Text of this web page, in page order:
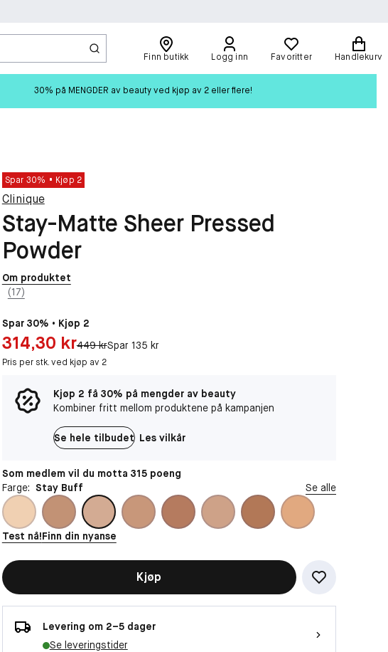
Finn butikk Logg inn Favoritter Handlekurv
30% på MENGDER av beauty ved kjøp av 2 eller flere!
Spar 30% Kjøp 2
Clinique
Stay-Matte Sheer Pressed
Powder
Om produktet
(17)
Farge: Stay Buff Se alle
Test nå!Finn din nyanse
Spar 30% • Kjøp 2
Pris: 314,30 kr
314,30 krOriginal pris:
449 krSpar 135 kr
Pris per stk. ved kjøp av 2
Kjøp 2 få 30% på mengder av beauty
Kombiner fritt mellom produktene på kampanjen
Se hele tilbudet Les vilkår
Som medlem vil du motta 315 poeng
Kjøp
Levering om 2–5 dager
Se leveringstider